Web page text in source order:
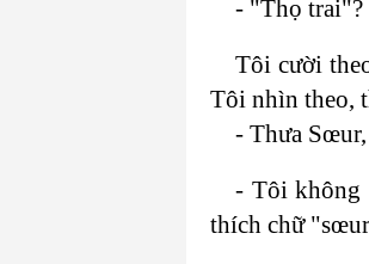
- "Thọ trai"?
Tôi cười
Tôi nhìn theo,
- Thưa
- Tôi không
thích chữ